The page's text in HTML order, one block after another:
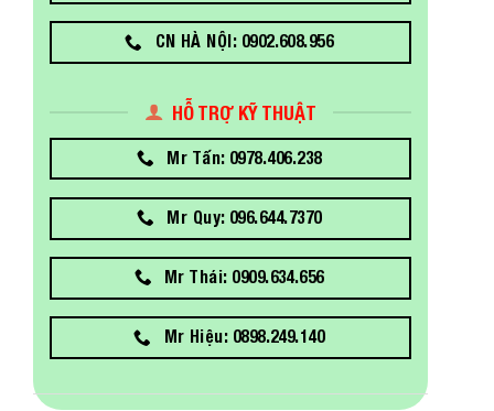
CN HÀ NỘI: 0902.608.956
HỖ TRỢ KỸ THUẬT
Mr Tấn: 0978.406.238
Mr Quy: 096.644.7370
Mr Thái: 0909.634.656
Mr Hiệu: 0898.249.140